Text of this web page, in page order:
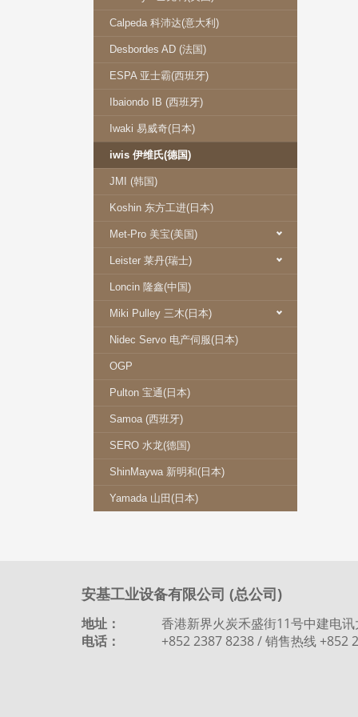
Calpeda 科沛达(意大利)
Desbordes AD (法国)
ESPA 亚士霸(西班牙)
Ibaiondo IB (西班牙)
Iwaki 易威奇(日本)
iwis 伊维氏(德国)
JMI (韩国)
Koshin 东方工进(日本)
Met-Pro 美宝(美国)
Leister 莱丹(瑞士)
Loncin 隆鑫(中国)
Miki Pulley 三木(日本)
Nidec Servo 电产伺服(日本)
OGP
Pulton 宝通(日本)
Samoa (西班牙)
SERO 水龙(德国)
ShinMaywa 新明和(日本)
Yamada 山田(日本)
安基工业设备有限公司 (总公司)
地址：
香港新界火炭禾盛街11号中建电
电话：
+852 2387 8238 / 销售热线 +852